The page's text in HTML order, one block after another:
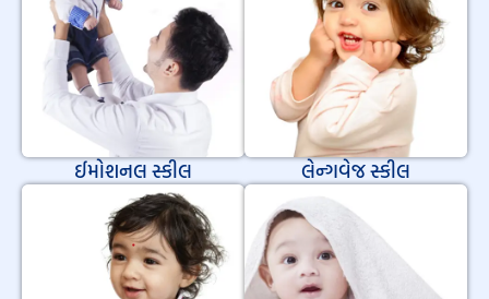
ઈમોશનલ સ્કીલ લેન્ગવેજ સ્કીલ